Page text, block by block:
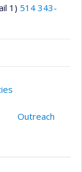
1) 514 343-
Outreach